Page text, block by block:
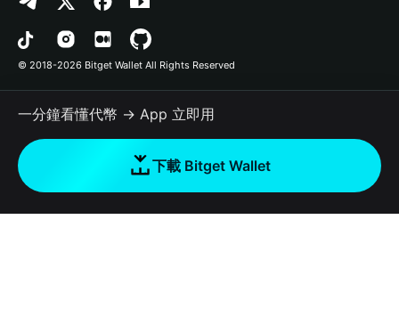
品牌資源
工作機會
Prediction Markets
DApp
RWA
如何購買加密貨幣
合約檢測
批次轉帳
Avalanche
Bitcoin
Polygon
隱私協議
用戶使用協議
© 2018-2026 Bitget Wallet All Rights Reserved
一分鐘看懂代幣 → App 立即用
下載 Bitget Wallet